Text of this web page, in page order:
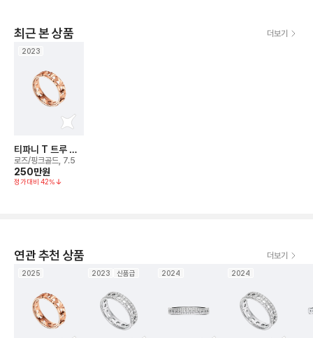
최근 본 상품 더보기
2023
티파니 T 트루 와
이드 링
로즈/핑크골드, 7.5
250만원
정가대비 42%
연관 추천 상품 더보기
2025 2023 신품급 2024 2024